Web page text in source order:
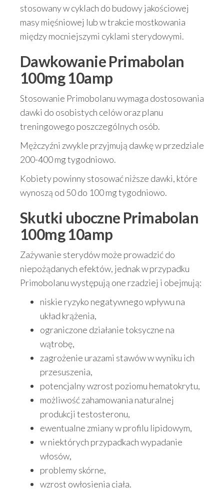
stosowany w cyklach do budowy jakościowej
masy mięśniowej lub w trakcie mostkowania
między mocniejszymi cyklami sterydowymi.
Dawkowanie Primabolan
100mg 10amp
Stosowanie Primobolanu wymaga dostosowania
dawki do osobistych celów oraz planu
treningowego poszczególnych osób.
Mężczyźni zwykle przyjmują dawkę w przedziale
200-400 mg tygodniowo.
Kobiety powinny stosować niższe dawki, które
wynoszą od 50 do 100 mg tygodniowo.
Skutki uboczne Primabolan
100mg 10amp
Zażywanie sterydów może prowadzić do
niepożądanych efektów, jednak w przypadku
Primobolanu występują one rzadziej i obejmują:
niskie ryzyko negatywnego wpływu na
układ krążenia,
ograniczone działanie toksyczne na
wątrobę,
zagrożenie urazami stawów w wyniku ich
przesuszenia,
potencjalny wzrost poziomu hematokrytu,
możliwość zahamowania naturalnej
produkcji testosteronu,
ewentualne zmiany w profilu lipidowym,
w niektórych przypadkach wypadanie
włosów,
problemy skórne,
wzrost owłosienia ciała.